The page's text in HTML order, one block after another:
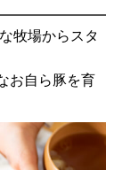
牧場からスタ
お自ら豚を育